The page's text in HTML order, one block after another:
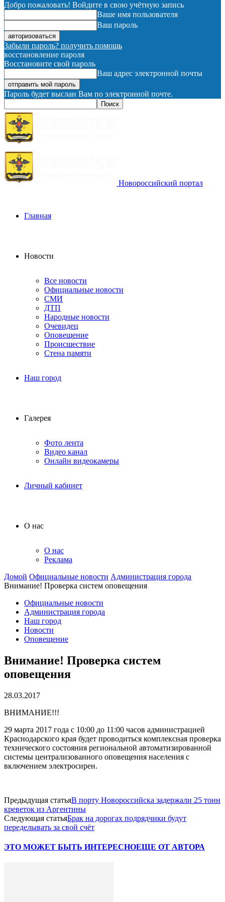
Добро пожаловать! Войдите в свою учётную запись
Ваше имя пользователя
Ваш пароль
Забыли пароль? получить помощь
восстановление пароля
Восстановите свой пароль
Ваш адрес электронной почты
Пароль будет выслан Вам по электронной почте.
Новороссийский портал
Главная
Новости
Все новости
Официальные новости
СМИ
ДТП
Народные новости
Очевидец
Оповещение
Происшествие
Стена памяти
Наш город
Галерея
Фото лента
Видео канал
Онлайн видеокамеры
Личный кабинет
О нас
О нас
Реклама
Домой Официальные новости Администрация города
Внимание! Проверка систем оповещения
Официальные новости
Администрация города
Наш город
Новости
Оповещение
Внимание! Проверка систем
оповещения
28.03.2017
ВНИМАНИЕ!!!
29 марта 2017 года с 10:00 до 11:00 часов администрацией
Краснодарского края будет проводиться комплексная проверка
технического состояния региональной автоматизированной
системы централизованного оповещения населения с
включением электросирен.
Предыдущая статьяВ порту Новороссийска задержали 25 тонн
креветок из Аргентины
Следующая статьяБрак на дорогах подрядчики будут
переделывать за свой счёт
ЭТО МОЖЕТ БЫТЬ ИНТЕРЕСНОЕЩЕ ОТ АВТОРА